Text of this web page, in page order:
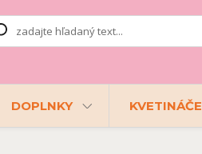
DOPLNKY KVETINÁČE